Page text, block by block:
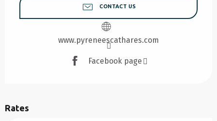
CONTACT US
www.pyreneescathares.com
Facebook page
Rates